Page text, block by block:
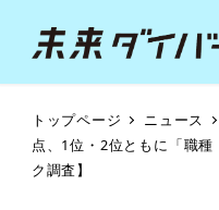
トップページ ニュース
点、1位・2位ともに「職
ク調査】